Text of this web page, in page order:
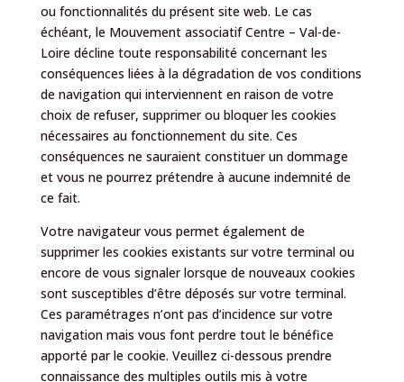
ou fonctionnalités du présent site web. Le cas
échéant, le Mouvement associatif Centre – Val-de-
Loire décline toute responsabilité concernant les
conséquences liées à la dégradation de vos conditions
de navigation qui interviennent en raison de votre
choix de refuser, supprimer ou bloquer les cookies
nécessaires au fonctionnement du site. Ces
conséquences ne sauraient constituer un dommage
et vous ne pourrez prétendre à aucune indemnité de
ce fait.
Votre navigateur vous permet également de
supprimer les cookies existants sur votre terminal ou
encore de vous signaler lorsque de nouveaux cookies
sont susceptibles d’être déposés sur votre terminal.
Ces paramétrages n’ont pas d’incidence sur votre
navigation mais vous font perdre tout le bénéfice
apporté par le cookie. Veuillez ci-dessous prendre
connaissance des multiples outils mis à votre